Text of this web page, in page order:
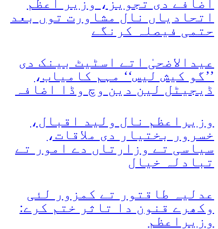
اضافے دی تجویز، وزیر اعظم
اتحادیاں نال مشاورت توں بعد
حتمی فیصلہ کرنگے
عیدالاضحیٰ اتے اسٹیٹ بینک دی
’’گو کیش لیس‘‘ مہم کامیاب،
ڈیجیٹل لین دین وچ وڈا اضافہ
وزیراعظم نال ولید اقبال،
خسرور بختیار دی ملاقات،
سیاسی تے وزارتاں دے امور تے
تبادلہ خیال
عدلیہ طاقتور تے کمزور لئی
وکھرے قنون دا تاثر ختم کرے:
وزیراعظم